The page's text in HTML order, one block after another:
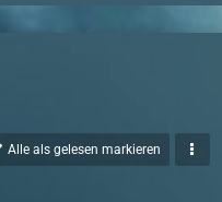
Alle als gelesen markieren